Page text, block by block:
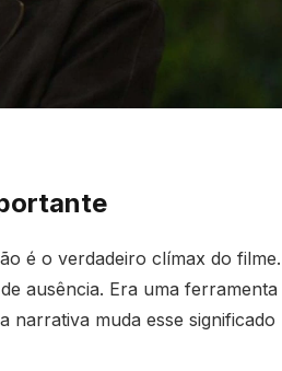
é o verdadeiro clímax do filme.
ausência. Era uma ferramenta
narrativa muda esse significado